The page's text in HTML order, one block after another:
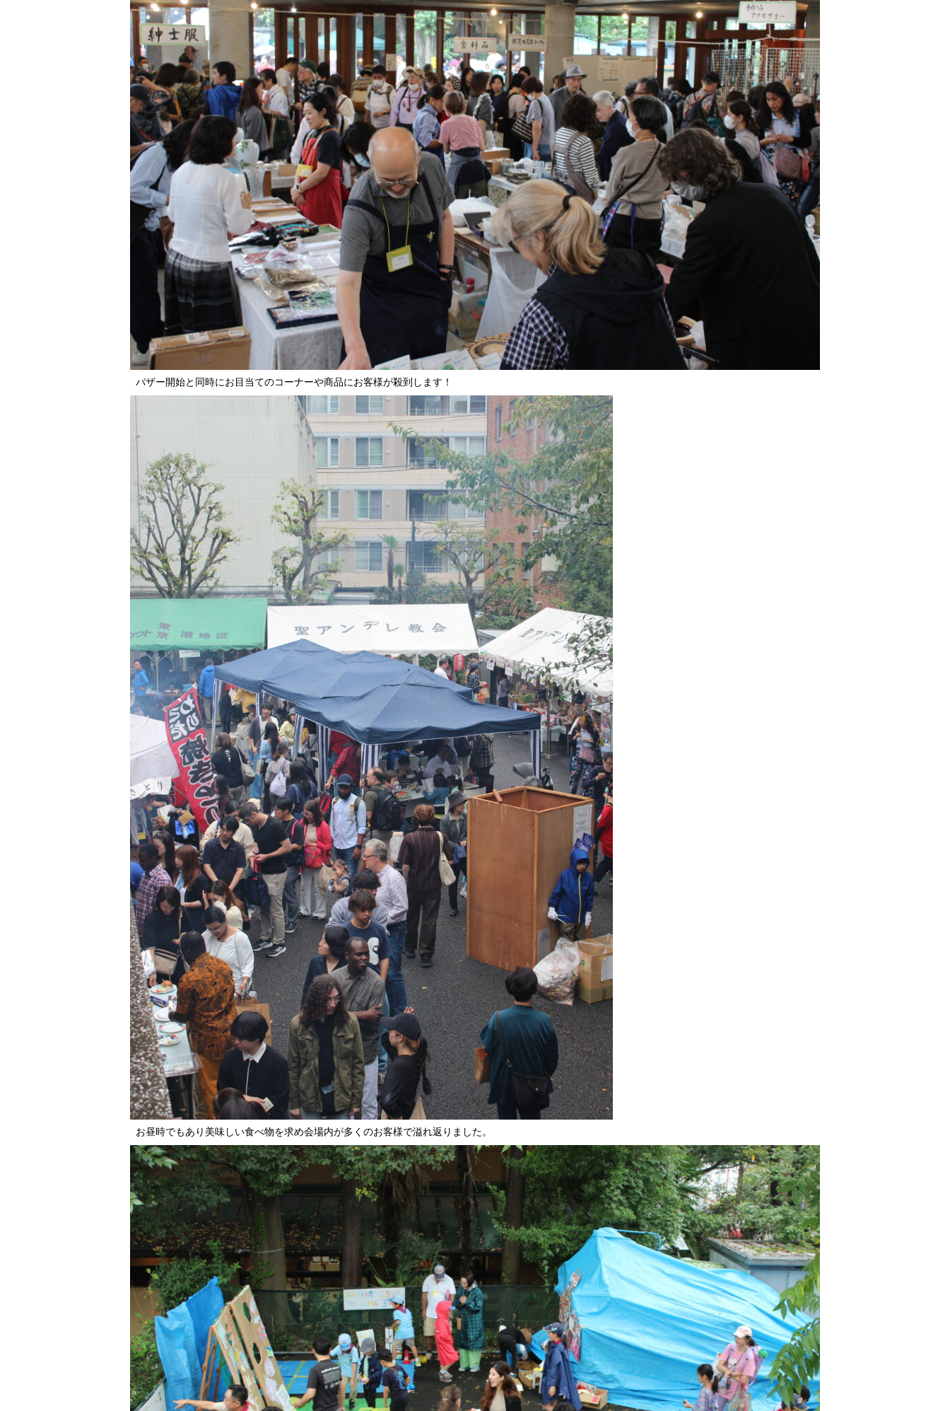
バザー開始と同時にお目当てのコーナーや商品にお客様が殺到します！
お昼時でもあり美味しい食べ物を求め会場内が多くのお客様で溢れ返りました。